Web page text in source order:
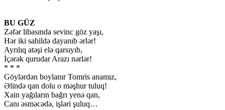
BU GÜZ
Zəfər libasında sevinc göz yaşı,
Hər iki sahildə dayanıb ərlər!
Ayrılıq atəşi elə qarsıyıb,
İçərək qurudar Arazı nərlər!
* * *
Göylərdən boylanır Tomris anamız,
Əlində qan dolu o məşhur tuluq!
Xain yağıların bağrı yenə qan,
Canı əsməcədə, işləri şuluq…